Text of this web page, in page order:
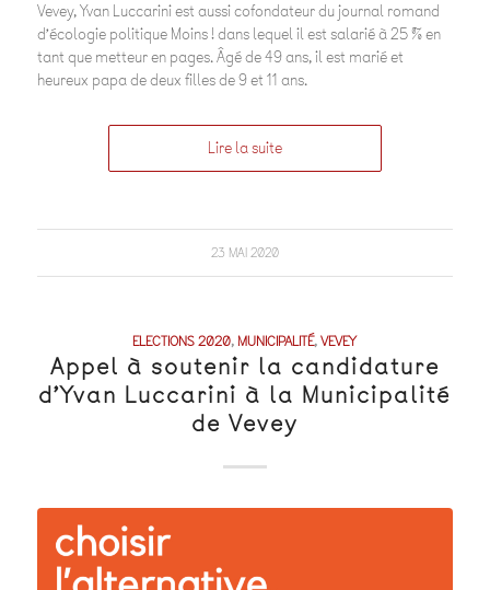
Vevey, Yvan Luccarini est aussi cofondateur du journal romand
d’écologie politique Moins ! dans lequel il est salarié à 25 % en
tant que metteur en pages. Âgé de 49 ans, il est marié et
heureux papa de deux filles de 9 et 11 ans.
Lire la suite
23 MAI 2020
ELECTIONS 2020, MUNICIPALITÉ,VEVEY
Appel à soutenir la candidature
d’Yvan Luccarini à la Municipalité
de Vevey